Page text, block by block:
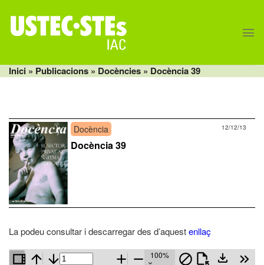
content
Inici » Publicacions » Docències » Docència 39
Docència 12/12/13
Docència 39
La podeu consultar i descarregar des d’aquestenllaç